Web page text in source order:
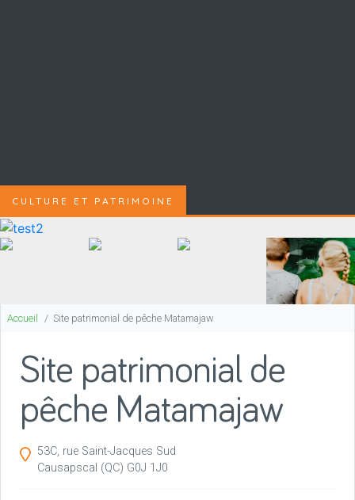
CULTURE ET PATRIMOINE
Accueil Site patrimonial de pêche Matamajaw
Site patrimonial de
pêche Matamajaw
53C, rue Saint-Jacques Sud
Causapscal (QC) G0J 1J0